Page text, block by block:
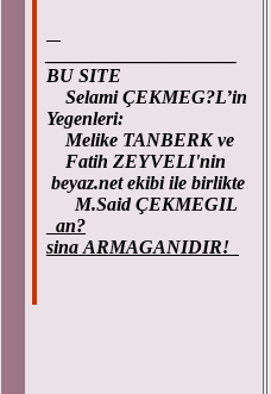
BU SITE
Selami ÇEKMEG?L’in
Yegenleri:
Melike TANBERK ve
Fatih ZEYVELI'nin
beyaz.net ekibi ile birlikte
M.Said ÇEKMEGIL
an?
sina ARMAGANIDIR!